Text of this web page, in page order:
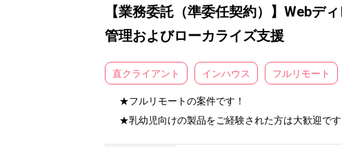
【業務委託（準委任契約）】Webデ
管理およびローカライズ支援
直クライアント インハウス フルリモート
★フルリモートの案件です！
★乳幼児向けの製品をご経験された方は大歓迎です